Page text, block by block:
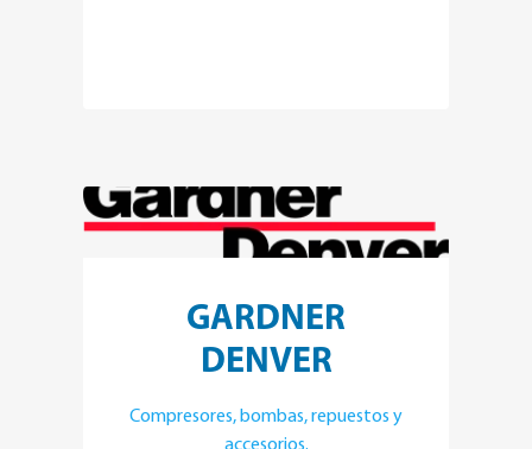
GARDNER
DENVER
Compresores, bombas, repuestos y